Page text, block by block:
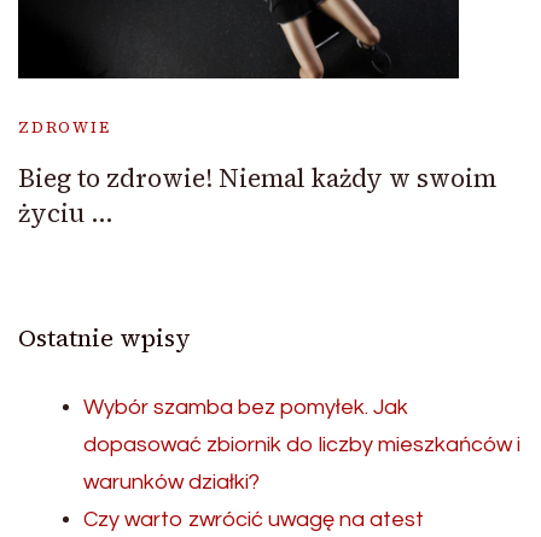
ZDROWIE
Bieg to zdrowie! Niemal każdy w swoim
życiu …
Ostatnie wpisy
Wybór szamba bez pomyłek. Jak
dopasować zbiornik do liczby mieszkańców i
warunków działki?
Czy warto zwrócić uwagę na atest